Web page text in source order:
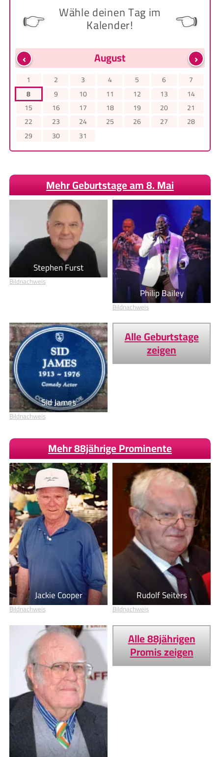
👉 Wähle deinen Tag im
Kalender! 👈
‹ ›
August
1 2 3 4 5 6
7
8
9 10 11 12 13
14
15
16 17 18 19 20
21
22
23 24 25 26 27
28
29
30 31
Mehr Geburtstage am 8. Mai
Stephen Furst
Bildnachweis
Philip Bailey
Bildnachweis
Sid James
Bildnachweis
Alle Geburtstage
zeigen
Mehr 88jährige Prominente
Jackie Cooper
Bildnachweis
Rudolf Seiters
Bildnachweis
Alle 88jährigen
Promis zeigen